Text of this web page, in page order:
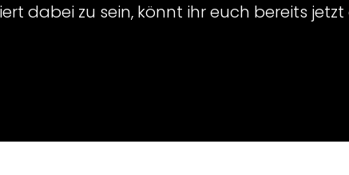
dabei zu sein, könnt ihr euch bereits jetzt